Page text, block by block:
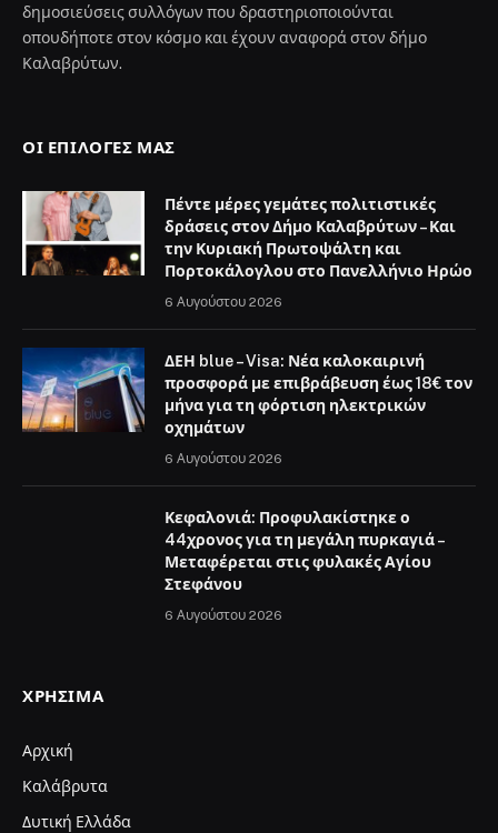
δημοσιεύσεις συλλόγων που δραστηριοποιούνται
οπουδήποτε στον κόσμο και έχουν αναφορά στον δήμο
Καλαβρύτων.
ΟΙ ΕΠΙΛΟΓΈΣ ΜΑΣ
Πέντε μέρες γεμάτες πολιτιστικές
δράσεις στον Δήμο Καλαβρύτων – Και
την Κυριακή Πρωτοψάλτη και
Πορτοκάλογλου στο Πανελλήνιο Ηρώο
6 Αυγούστου 2026
ΔΕΗ blue – Visa: Νέα καλοκαιρινή
προσφορά με επιβράβευση έως 18€ τον
μήνα για τη φόρτιση ηλεκτρικών
οχημάτων
6 Αυγούστου 2026
Κεφαλονιά: Προφυλακίστηκε ο
44χρονος για τη μεγάλη πυρκαγιά –
Μεταφέρεται στις φυλακές Αγίου
Στεφάνου
6 Αυγούστου 2026
ΧΡΉΣΙΜΑ
Αρχική
Καλάβρυτα
Δυτική Ελλάδα